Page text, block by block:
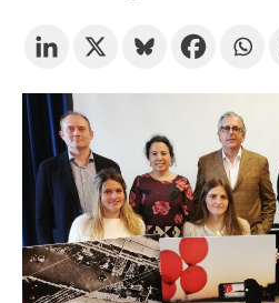
CATALÀ ESPAÑOL